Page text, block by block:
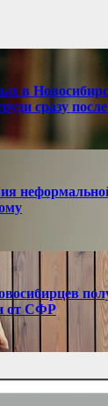
в
сразу
от СФР